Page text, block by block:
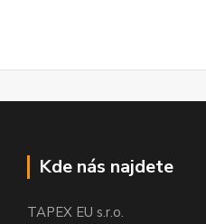
Kde nás najdete
TAPEX EU s.r.o.